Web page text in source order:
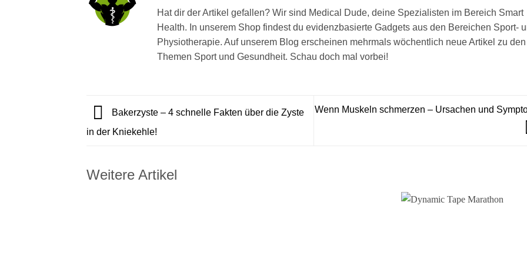
Hat dir der Artikel gefallen? Wir sind Medical Dude, deine Spezialisten im Bereich Smart
Health. In unserem Shop findest du evidenzbasierte Gadgets aus den Bereichen Sport-
Physiotherapie. Auf unserem Blog erscheinen mehrmals wöchentlich neue Artikel zu den
Themen Sport und Gesundheit. Schau doch mal vorbei!
Bakerzyste – 4 schnelle Fakten über die Zyste
in der Kniekehle!
Wenn Muskeln schmerzen – Ursachen und
Weitere Artikel